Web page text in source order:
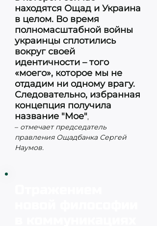
находятся Ощад и Украина
в целом. Во время
полномасштабной войны
украинцы сплотились
вокруг своей
идентичности – того
«моего», которое мы не
отдадим ни одному врагу.
Следовательно, избранная
концепция получила
название "Мое",
– отмечает председатель
правления Ощадбанка Сергей
Наумов.